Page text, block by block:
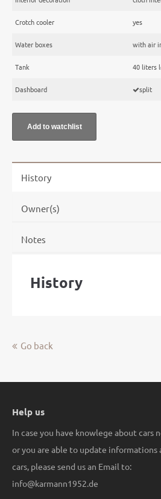
Crotch cooler yes
Water boxes with air
Tank 40 liters
Dashboard split
History
Owner(s)
Notes
History
Go back
Help us
In case you have knowlege about cars
or you are able to update informations
cars, please send us an Email to:
info@karmann1952.de